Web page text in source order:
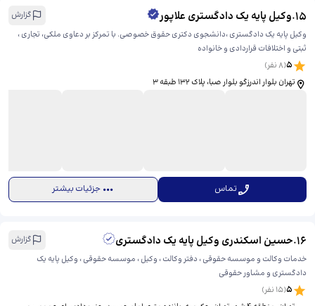
15
.وکیل پایه یک دادگستری علاپور
گزارش
وکیل پایه یک دادگستری ،دانشجوی دکتری حقوق خصوصی. با تمرکز بر دعاوی ملکی، تجاری ،
ثبتی و اختلافات قراردادی و خانواده
5
(
8نفر)
تهران بلوار اندرزگو بلوار صبا، ​پلاک 132 طبقه 3
تماس جزئیات بیشتر
16
.حسین اسکندری وکیل پایه یک دادگستری
گزارش
خدمات وکالت و موسسه حقوقی ، دفتر وکالت ، وکیل ، موسسه حقوقی ، وکیل پایه یک
دادگستری و مشاور حقوقی
5
(
15 نفر)